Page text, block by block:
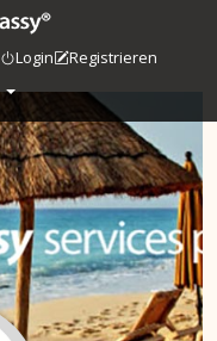
Login
Registrieren